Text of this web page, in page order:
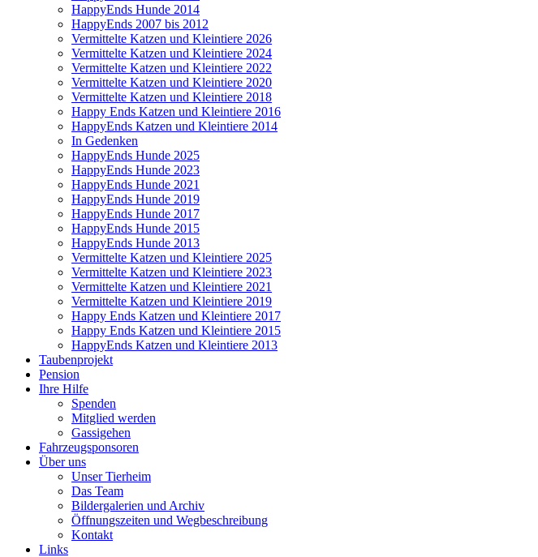
HappyEnds Hunde 2014
HappyEnds 2007 bis 2012
Vermittelte Katzen und Kleintiere 2026
Vermittelte Katzen und Kleintiere 2024
Vermittelte Katzen und Kleintiere 2022
Vermittelte Katzen und Kleintiere 2020
Vermittelte Katzen und Kleintiere 2018
Happy Ends Katzen und Kleintiere 2016
HappyEnds Katzen und Kleintiere 2014
In Gedenken
HappyEnds Hunde 2025
HappyEnds Hunde 2023
HappyEnds Hunde 2021
HappyEnds Hunde 2019
HappyEnds Hunde 2017
HappyEnds Hunde 2015
HappyEnds Hunde 2013
Vermittelte Katzen und Kleintiere 2025
Vermittelte Katzen und Kleintiere 2023
Vermittelte Katzen und Kleintiere 2021
Vermittelte Katzen und Kleintiere 2019
Happy Ends Katzen und Kleintiere 2017
Happy Ends Katzen und Kleintiere 2015
HappyEnds Katzen und Kleintiere 2013
Taubenprojekt
Pension
Ihre Hilfe
Spenden
Mitglied werden
Gassigehen
Fahrzeugsponsoren
Über uns
Unser Tierheim
Das Team
Bildergalerien und Archiv
Öffnungszeiten und Wegbeschreibung
Kontakt
Links